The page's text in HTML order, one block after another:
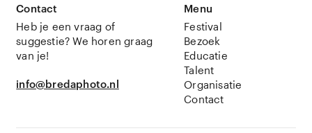
Contact
Heb je een vraag of
suggestie? We horen graag
van je!
info@bredaphoto.nl
Menu
Festival
Bezoek
Educatie
Talent
Organisatie
Contact